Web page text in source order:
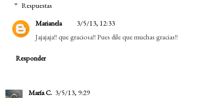
Respuestas
Marianela
3/5/13, 12:33
Jajajaja!! que graciosa!! Pues dile que muchas gracias!!
Responder
María C. 3/5/13, 9:29